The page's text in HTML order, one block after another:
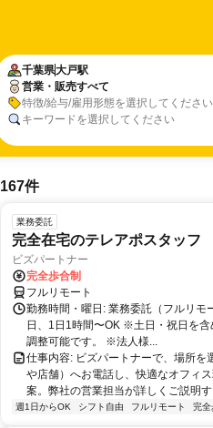
千葉県大戸駅
営業・販売すべて
特徴/給与/雇用形態を選択してください
キーワードを選択してください
167件
業務委託
完全在宅のテレアポスタッフ
ビズパートナー
完全歩合制
フルリモート
勤務時間・曜日: 業務委託（フルリ
日、1日1時間〜OK ※土日・祝日を
調整可能です。 ※法人様...
仕事内容: ビズパートナーで、場所
や店舗）へお電話し、快適なオフィ
案。弊社の営業担当が詳しくご説明
週1日からOK シフト自由 フルリモート 完全